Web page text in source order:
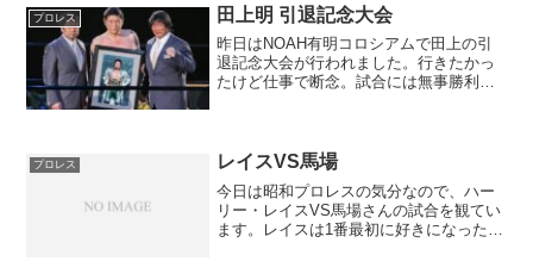
です。こちらは秋山準選手...
プロレス 田上明 引退記念大会
昨日はNOAH有明コロシアムで田上の引
退記念大会が行われました。行きたかっ
たけど仕事で断念。試合には無事勝利し
金曜の放送が楽しみです...
プロレス レイスVS馬場
今日は昭和プロレスの気分なので、ハー
リー・レイスVS馬場さんの試合を観てい
ます。レイスは1番最初に好きになった外